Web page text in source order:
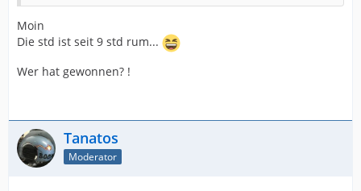
Moin
Die std ist seit 9 std rum...
Wer hat gewonnen? !
Tanatos
Moderator